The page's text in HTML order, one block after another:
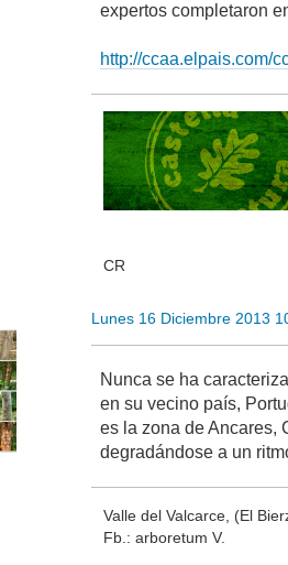
expertos completaron
http://ccaa.elpais.com/
CR
Lunes 16 Diciembre 2013
Nunca se ha
en su vecino país,
es la zona de Ancares,
degradándose a un
Valle del Valcarce, (El
Fb.: arboretum V.